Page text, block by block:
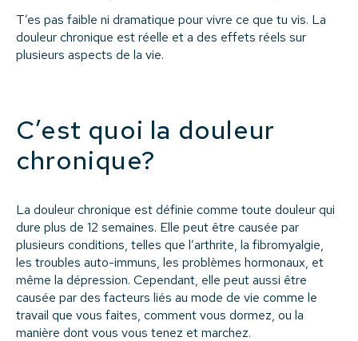
T’es pas faible ni dramatique pour vivre ce que tu vis. La
douleur chronique est réelle et a des effets réels sur
plusieurs aspects de la vie.
C’est quoi la douleur
chronique?
La douleur chronique est définie comme toute douleur qui
dure plus de 12 semaines. Elle peut être causée par
plusieurs conditions, telles que l’arthrite, la fibromyalgie,
les troubles auto-immuns, les problèmes hormonaux, et
même la dépression. Cependant, elle peut aussi être
causée par des facteurs liés au mode de vie comme le
travail que vous faites, comment vous dormez, ou la
manière dont vous vous tenez et marchez.